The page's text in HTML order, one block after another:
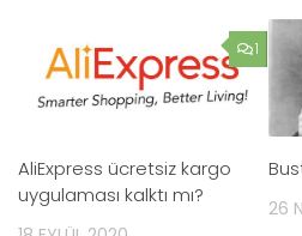
1
AliExpress ücretsiz kargo
uygulaması kalktı mı?
26